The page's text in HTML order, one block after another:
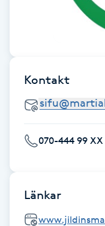
Hudvård
Hyaluronsyra
Hyperhidros
Hypnos
Kontakt
070-444 99 XX
Länkar